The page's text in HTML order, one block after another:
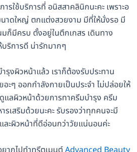
รใช้บริการที่ อนิสสาคลินิกนะคะ เพราะอ
าดใหญ่ ตกแต่งสวยงาม มีที่ให้นั่งรอ มี
ก็มีครบ ตั้งอยู่ในตึกเกสร เดินทาง
ริการดี น่ารักมากๆ
รุงผิวหน้าแล้ว เราก็ต้องรับประทาน
อะๆ ออกกำลังกายเป็นประจำ ไม่ปล่อยให้
แลผิวหน้าด้วยการทาครีมบำรุง ครีม
รเสริมด้วยนะคะ รับรองว่าทุกคนจะมี
ะผิวหน้าที่ดีอ่อนกว่าวัยแน่นอนค่ะ